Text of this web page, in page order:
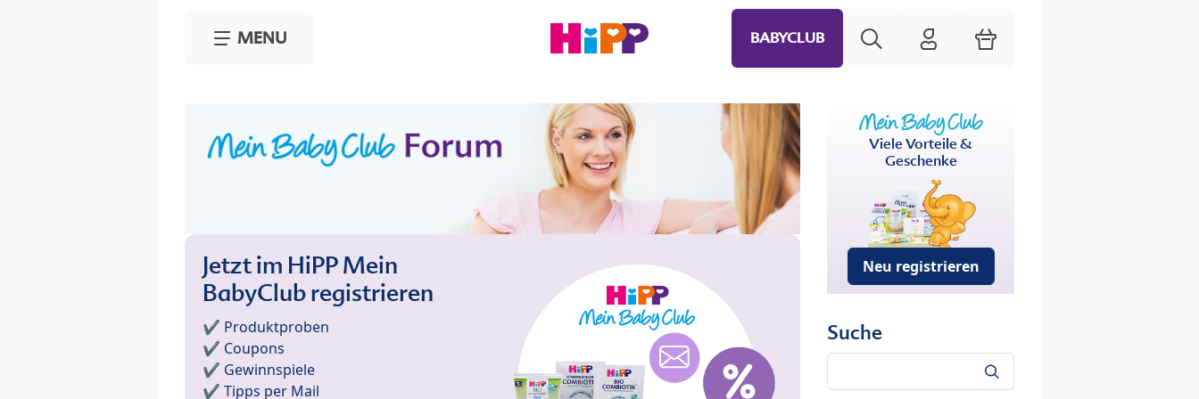
MENU BABYCLUB HiPP Mein Babyclub
Warenkorb
Jetzt im HiPP Mein
BabyClub registrieren
✔️ Produktproben
✔️ Coupons
✔️ Gewinnspiele
✔️ Tipps per Mail
Viele Vorteile &
Geschenke
Neu registrieren
Suche